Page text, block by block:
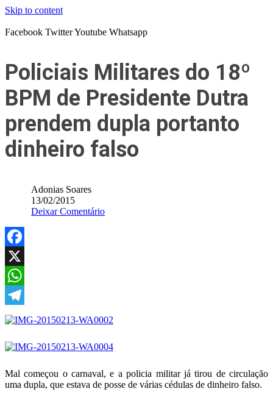
Skip to content
Facebook TwitterYoutube Whatsapp
Policiais Militares do 18º
BPM de Presidente Dutra
prendem dupla portanto
dinheiro falso
Adonias Soares
13/02/2015
Deixar Comentário
Facebook
X
WhatsApp
Telegram
Mal começou o carnaval, e a policia militar já tirou de circulação
uma dupla, que estava de posse de várias cédulas de dinheiro falso.